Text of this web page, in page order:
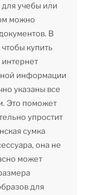
учебы или
можно
В
купить
информации
указаны все
Это поможет
упростит
сумка
она не
может
для